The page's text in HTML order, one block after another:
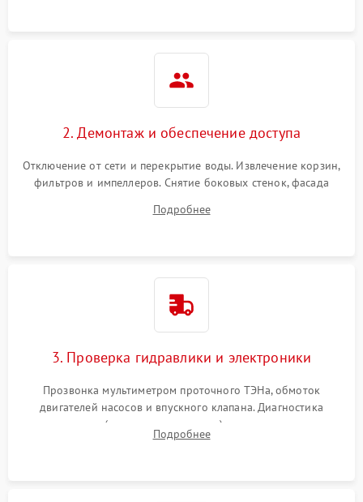
2. Демонтаж и обеспечение доступа
Отключение от сети и перекрытие воды. Извлечение корзин,
фильтров и импеллеров. Снятие боковых стенок, фасада
циркуляционному насосу, ТЭНу и сливной помпе.
Подробнее
3. Проверка гидравлики и электроники
Прозвонка мультиметром проточного ТЭНа, обмоток
двигателей насосов и впускного клапана. Диагностика
прессостата (датчика уровня воды), датчика мутности,
концевика дверцы и электронного модуля управления.
Подробнее